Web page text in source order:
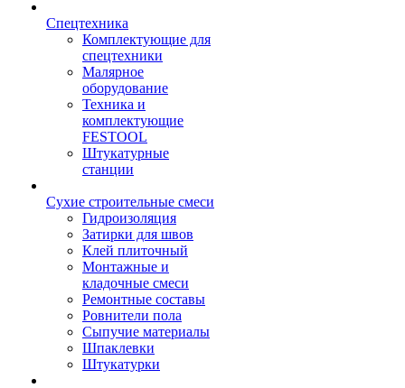
Спецтехника
Комплектующие для
спецтехники
Малярное
оборудование
Техника и
комплектующие
FESTOOL
Штукатурные
станции
Сухие строительные смеси
Гидроизоляция
Затирки для швов
Клей плиточный
Монтажные и
кладочные смеси
Ремонтные составы
Ровнители пола
Сыпучие материалы
Шпаклевки
Штукатурки